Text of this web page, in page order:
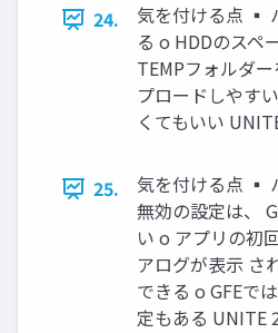
24.
気を付ける点 ▪
る o HDDのスペ
TEMPフォルダ
プロードしやす
くてもいい
25.
気を付ける点 ▪
無効の設定は、
い o アプリの初
アログが表示 さ
できる o GFEで
定もある UNITE